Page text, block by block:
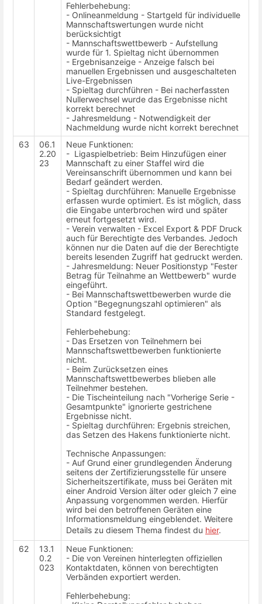
Fehlerbehebung:
- Onlineanmeldung - Startgeld für individuelle
Mannschaftswertungen wurde nicht
berücksichtigt
- Mannschaftswettbewerb - Aufstellung
wurde für 1. Spieltag nicht übernommen
- Ergebnisanzeige - Anzeige falsch bei
manuellen Ergebnissen und ausgeschalteten
Live-Ergebnissen
- Spieltag durchführen - Bei nacherfassten
Nullerwechsel wurde das Ergebnisse nicht
korrekt berechnet
- Jahresmeldung - Notwendigkeit der
Nachmeldung wurde nicht korrekt berechnet
63
06.1
2.20
23
Neue Funktionen:
- Ligaspielbetrieb: Beim Hinzufügen einer
Mannschaft zu einer Staffel wird die
Vereinsanschrift übernommen und kann bei
Bedarf geändert werden.
- Spieltag durchführen: Manuelle Ergebnisse
erfassen wurde optimiert. Es ist möglich, dass
die Eingabe unterbrochen wird und später
erneut fortgesetzt wird.
- Verein verwalten - Excel Export & PDF Druck
auch für Berechtigte des Verbandes. Jedoch
können nur die Daten auf die der Berechtigte
bereits lesenden Zugriff hat gedruckt werden.
- Jahresmeldung: Neuer Positionstyp "Fester
Betrag für Teilnahme an Wettbewerb" wurde
eingeführt.
- Bei Mannschaftswettbewerben wurde die
Option "Begegnungszahl optimieren" als
Standard festgelegt.
Fehlerbehebung:
- Das Ersetzen von Teilnehmern bei
Mannschaftswettbewerben funktionierte
nicht.
- Beim Zurücksetzen eines
Mannschaftswettbewerbes blieben alle
Teilnehmer bestehen.
- Die Tischeinteilung nach "Vorherige Serie -
Gesamtpunkte" ignorierte gestrichene
Ergebnisse nicht.
- Spieltag durchführen: Ergebnis streichen,
das Setzen des Hakens funktionierte nicht.
Technische Anpassungen:
- Auf Grund einer grundlegenden Änderung
seitens der Zertifizierungsstelle für unsere
Sicherheitszertifikate, muss bei Geräten mit
einer Android Version älter oder gleich 7 eine
Anpassung vorgenommen werden. Hierfür
wird bei den betroffenen Geräten eine
Informationsmeldung eingeblendet. Weitere
Details zu diesem Thema findest du hier.
62
13.1
0.2
023
Neue Funktionen:
- Die von Vereinen hinterlegten offiziellen
Kontaktdaten, können von berechtigten
Verbänden exportiert werden.
Fehlerbehebung: